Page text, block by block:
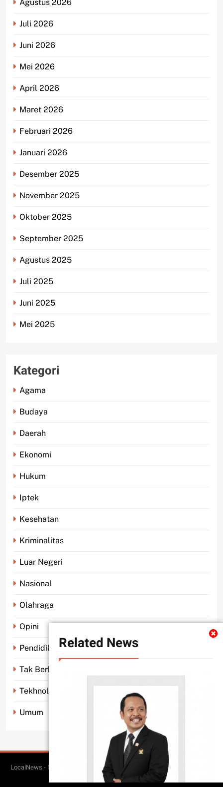
Related News
Agustus 2026
Juli 2026
Juni 2026
Mei 2026
April 2026
Maret 2026
Februari 2026
Januari 2026
Desember 2025
November 2025
Oktober 2025
September 2025
Agustus 2025
Juli 2025
Juni 2025
Mei 2025
Kategori
Agama
Budaya
Daerah
Ekonomi
Hukum
Iptek
Kesehatan
Kriminalitas
Luar Negeri
Nasional
Olahraga
Opini
Pendidikan
Tak Berkategori
Tekhnologi
Umum
LocalNews - Modern WordPress Theme. All Rights Reserved 2026.. Free
Theme ByBlazeThemes